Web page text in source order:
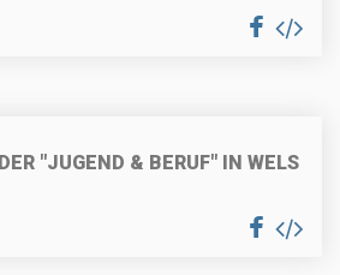
"JUGEND & BERUF" IN WELS